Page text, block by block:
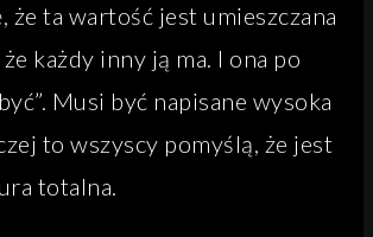
że ta wartość jest umieszczana
każdy inny ją ma. I ona po
Musi być napisane wysoka
to wszyscy pomyślą, że jest
totalna.